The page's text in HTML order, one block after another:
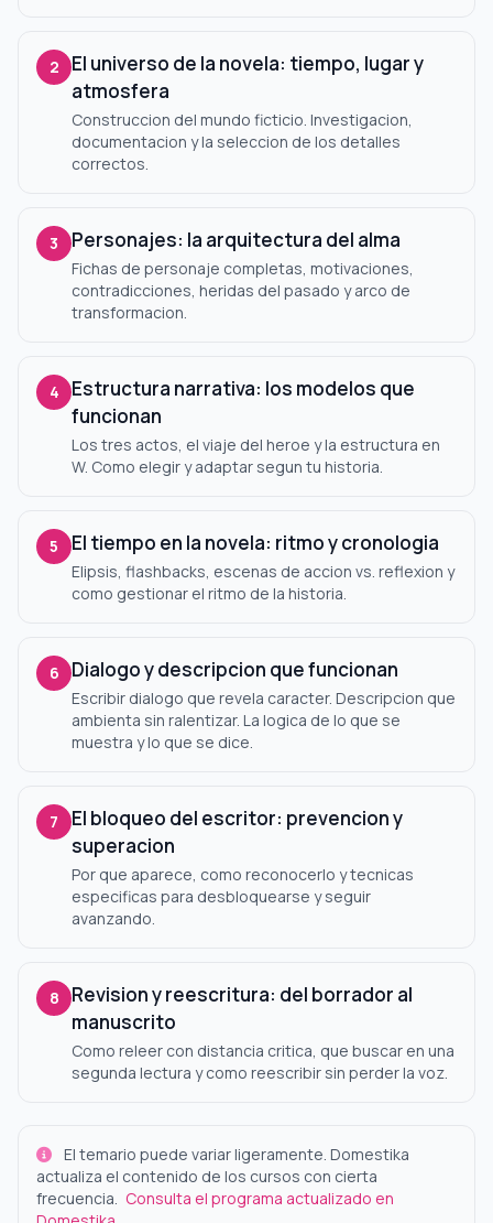
2
El universo de la novela: tiempo, lugar y
atmosfera
Construccion del mundo ficticio. Investigacion,
documentacion y la seleccion de los detalles
correctos.
3 Personajes: la arquitectura del alma
Fichas de personaje completas, motivaciones,
contradicciones, heridas del pasado y arco de
transformacion.
4
Estructura narrativa: los modelos que
funcionan
Los tres actos, el viaje del heroe y la estructura en
W. Como elegir y adaptar segun tu historia.
5 El tiempo en la novela: ritmo y cronologia
Elipsis, flashbacks, escenas de accion vs. reflexion y
como gestionar el ritmo de la historia.
6 Dialogo y descripcion que funcionan
Escribir dialogo que revela caracter. Descripcion que
ambienta sin ralentizar. La logica de lo que se
muestra y lo que se dice.
7
El bloqueo del escritor: prevencion y
superacion
Por que aparece, como reconocerlo y tecnicas
especificas para desbloquearse y seguir
avanzando.
8
Revision y reescritura: del borrador al
manuscrito
Como releer con distancia critica, que buscar en una
segunda lectura y como reescribir sin perder la voz.
El temario puede variar ligeramente. Domestika
actualiza el contenido de los cursos con cierta
frecuencia. Consulta el programa actualizado en